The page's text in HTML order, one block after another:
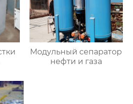
Модульный сепаратор
нефти и газа